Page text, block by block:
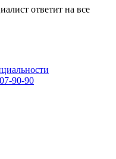
ответит на все
90-90